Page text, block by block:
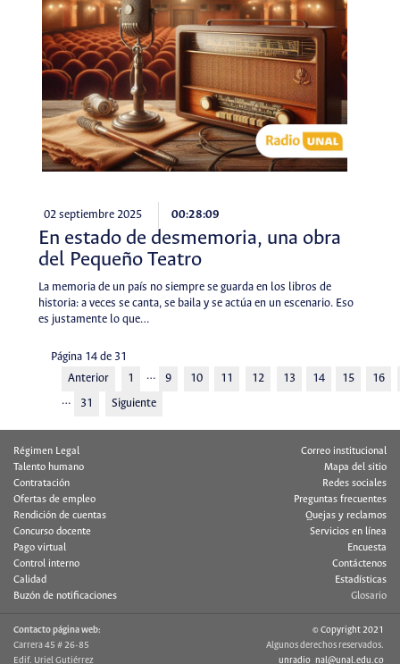
02 septiembre 2025 00:28:09
En estado de desmemoria, una obra
del Pequeño Teatro
La memoria de un país no siempre se guarda en los libros de
historia: a veces se canta, se baila y se actúa en un escenario. Eso
es justamente lo que…
Página 14 de 31
Anterior
1 … 9 10 11 12 13 14 15
16
…
31 Siguiente
Régimen Legal
Talento humano
Contratación
Ofertas de empleo
Rendición de cuentas
Concurso docente
Pago virtual
Control interno
Calidad
Buzón de notificaciones
Correo institucional
Mapa del sitio
Redes sociales
Preguntas frecuentes
Quejas y reclamos
Servicios en línea
Encuesta
Contáctenos
Estadísticas
Glosario
Contacto página web:
Carrera 45 # 26-85
Edif. Uriel Gutiérrez
© Copyright 2021
Algunos derechos reservados.
unradio_nal@unal.edu.co